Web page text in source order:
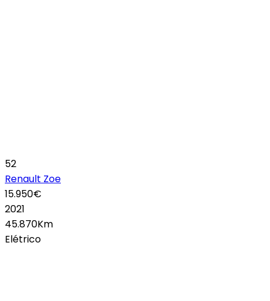
52
Renault Zoe
15.950€
2021
45.870Km
Elétrico